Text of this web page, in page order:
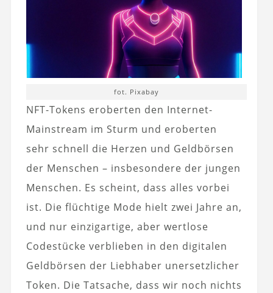
fot. Pixabay
NFT-Tokens eroberten den Internet-
Mainstream im Sturm und eroberten
sehr schnell die Herzen und Geldbörsen
der Menschen – insbesondere der jungen
Menschen. Es scheint, dass alles vorbei
ist. Die flüchtige Mode hielt zwei Jahre an,
und nur einzigartige, aber wertlose
Codestücke verblieben in den digitalen
Geldbörsen der Liebhaber unersetzlicher
Token. Die Tatsache, dass wir noch nichts